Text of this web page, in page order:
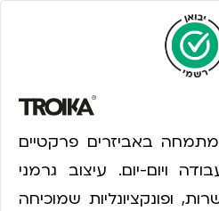
באביזרים פרקטיים
ויום-יום. עיצוב גרמני
ופונקציונליות שמוכיחה